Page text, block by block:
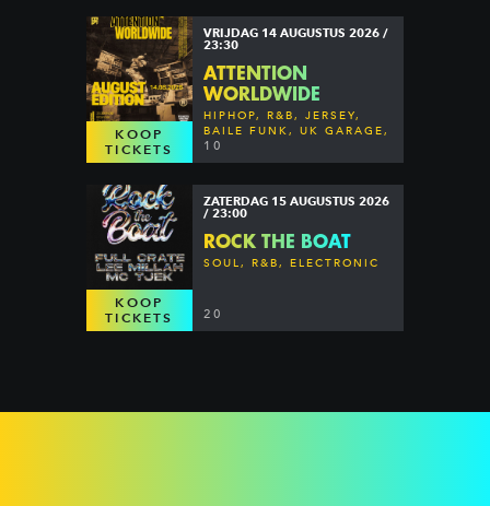
KOOP
TICKETS
VRIJDAG 14 AUGUSTUS 2026 /
23:30
ATTENTION
WORLDWIDE
HIPHOP, R&B, JERSEY,
BAILE FUNK, UK GARAGE,
DANCEHALL & MORE
10
KOOP
TICKETS
ZATERDAG 15 AUGUSTUS 2026
/ 23:00
ROCK THE BOAT
SOUL, R&B, ELECTRONIC
20